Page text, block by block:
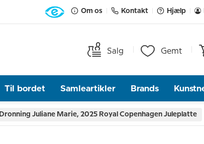
Om os Kontakt Hjælp
Salg Gemt
Til bordet Samleartikler Brands
Dronning Juliane Marie, 2025 Royal Copenhagen Juleplatte